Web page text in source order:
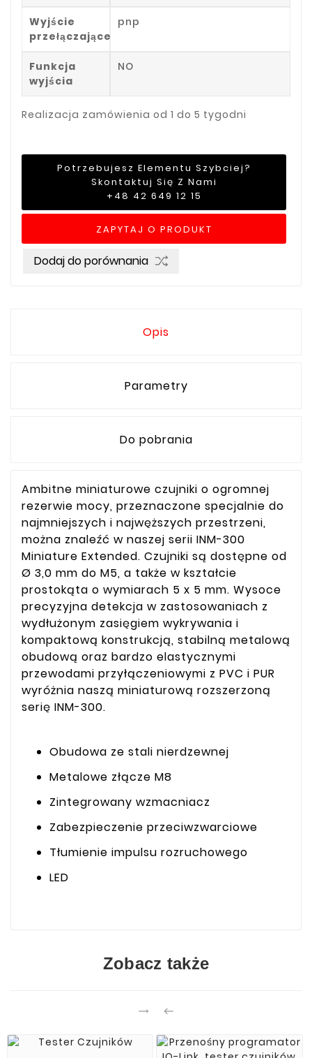
Wyjście
przełączające
pnp
Funkcja
wyjścia
NO
Realizacja zamówienia od 1 do 5 tygodni
Potrzebujesz Elementu Szybciej?
Skontaktuj Się Z Nami
+48 42 649 12 15
ZAPYTAJ O PRODUKT
Dodaj do porównania
Opis
Parametry
Do pobrania
Ambitne miniaturowe czujniki o ogromnej
rezerwie mocy, przeznaczone specjalnie do
najmniejszych i najwęższych przestrzeni,
można znaleźć w naszej serii INM-300
Miniature Extended. Czujniki są dostępne od
Ø 3,0 mm do M5, a także w kształcie
prostokąta o wymiarach 5 x 5 mm. Wysoce
precyzyjna detekcja w zastosowaniach z
wydłużonym zasięgiem wykrywania i
kompaktową konstrukcją, stabilną metalową
obudową oraz bardzo elastycznymi
przewodami przyłączeniowymi z PVC i PUR
wyróżnia naszą miniaturową rozszerzoną
serię INM-300.
Obudowa ze stali nierdzewnej
Metalowe złącze M8
Zintegrowany wzmacniacz
Zabezpieczenie przeciwzwarciowe
Tłumienie impulsu rozruchowego
LED
Zobacz także
 